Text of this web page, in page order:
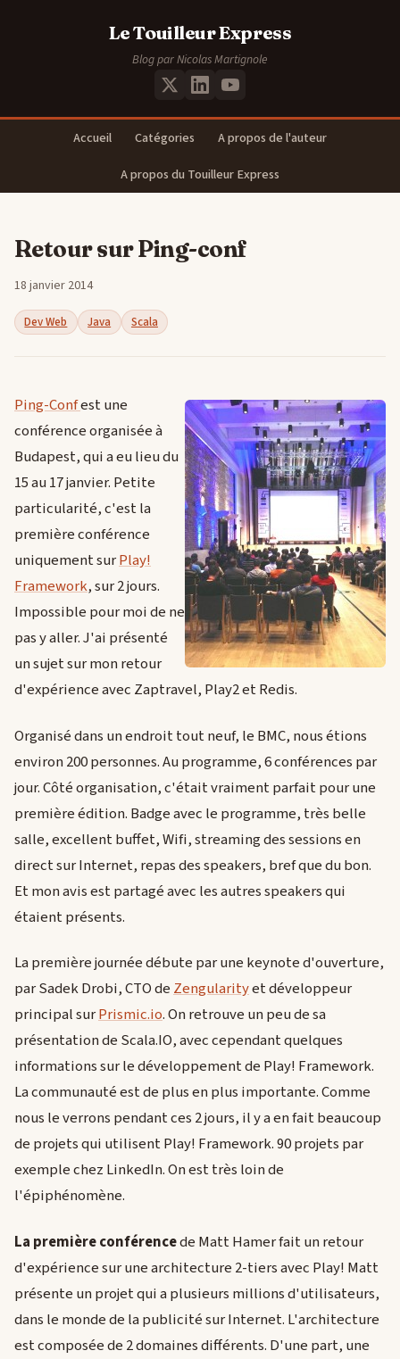
Le Touilleur Express
Blog par Nicolas Martignole
Accueil Catégories
A propos de l'auteur
A propos du Touilleur Express
Retour sur Ping-conf
18 janvier 2014
Dev Web Java Scala
Ping-Confest une
conférence organisée à
Budapest, qui a eu lieu du
15 au 17 janvier. Petite
particularité, c'est la
première conférence
uniquement surPlay!
Framework, sur 2 jours.
Impossible pour moi de ne
pas y aller. J'ai présenté
un sujet sur mon retour
d'expérience avec Zaptravel, Play2 et Redis.
Organisé dans un endroit tout neuf, le BMC, nous étions
environ 200 personnes. Au programme, 6 conférences par
jour. Côté organisation, c'était vraiment parfait pour une
première édition. Badge avec le programme, très belle
salle, excellent buffet, Wifi, streaming des sessions en
direct sur Internet, repas des speakers, bref que du bon.
Et mon avis est partagé avec les autres speakers qui
étaient présents.
La première journée débute par une keynote d'ouverture,
par Sadek Drobi, CTO deZengularityet développeur
principal surPrismic.io. On retrouve un peu de sa
présentation de Scala.IO, avec cependant quelques
informations sur le développement de Play! Framework.
La communauté est de plus en plus importante. Comme
nous le verrons pendant ces 2 jours, il y a en fait beaucoup
de projets qui utilisent Play! Framework. 90 projets par
exemple chez LinkedIn. On est très loin de
l'épiphénomène.
La première conférencede Matt Hamer fait un retour
d'expérience sur une architecture 2-tiers avec Play! Matt
présente un projet qui a plusieurs millions d'utilisateurs,
dans le monde de la publicité sur Internet. L'architecture
est composée de 2 domaines différents. D'une part, une